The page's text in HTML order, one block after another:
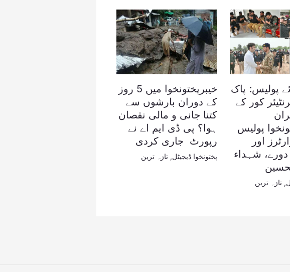
پولیس: پاک
کور کے
پولیس
اور
دورے، شہداء
,تازہ ترین
خیبرپختونخوا میں 5 روز
کے دوران بارشوں سے
کتنا جانی و مالی نقصان
ہوا؟ پی ڈی ایم اے نے
رپورٹ جاری کردی
پختونخوا ڈیجیٹل تازہ ترین